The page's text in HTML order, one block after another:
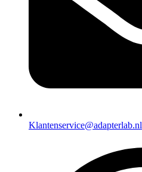
Klantenservice@adapterlab.nl